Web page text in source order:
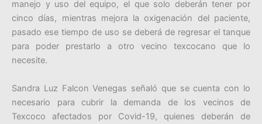
manejo y uso del equipo, el que solo deberán tener por
cinco días, mientras mejora la oxigenación del paciente,
pasado ese tiempo de uso se deberá de regresar el tanque
para poder prestarlo a otro vecino texcocano que lo
necesite.
Sandra Luz Falcon Venegas señaló que se cuenta con lo
necesario para cubrir la demanda de los vecinos de
Texcoco afectados por Covid-19, quienes deberán de